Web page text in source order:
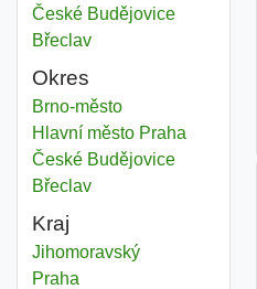
System director
České Budějovice
System director
Břeclav
Okres
System director
Brno-městoOkres
System director
Hlavní město Praha
System director
České BudějoviceOkres
System director
BřeclavOkres
Kraj
System director
JihomoravskýKraj
System director
Praha